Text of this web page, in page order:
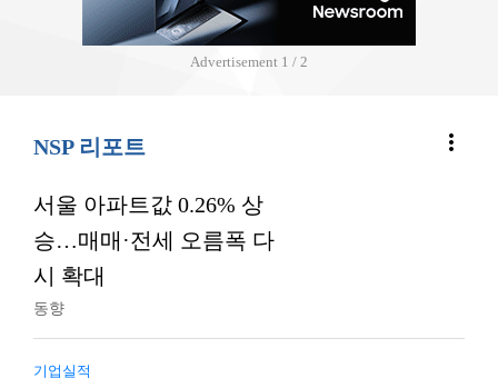
Advertisement 2 / 2
NSP 리포트 more_vert
서울 아파트값 0.26% 상
승…매매·전세 오름폭 다
시 확대
동향
기업실적